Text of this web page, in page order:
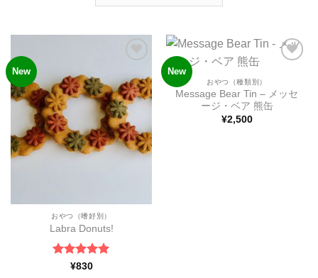
New
い物
リス
トに
追加
おやつ（嗜好別）
Labra Donuts!
5段階中5
¥830
New
リス
トに
おやつ（種類別）
Message Bear Tin – メッセ
ージ・ベア 熊缶
¥2,500